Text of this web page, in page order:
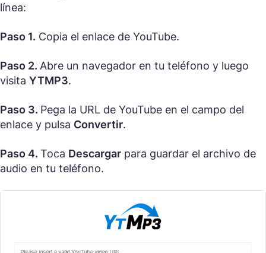
línea:
Paso 1. Copia el enlace de YouTube.
Paso 2. Abre un navegador en tu teléfono y luego
visita YTMP3.
Paso 3. Pega la URL de YouTube en el campo del
enlace y pulsa Convertir.
Paso 4. Toca Descargar para guardar el archivo de
audio en tu teléfono.